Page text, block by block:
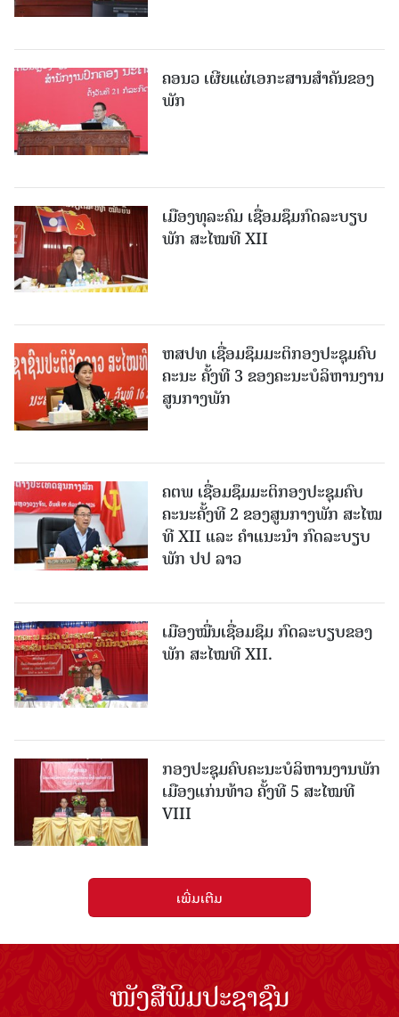
ຄອນວ ເຜີຍແຜ່ເອກະສານສໍາຄັນຂອງ
ພັກ
ເມືອງທຸລະຄົມ ເຊື່ອມຊຶມກົດລະບຽບ
ພັກ ສະໄໝທີ XII
ຫສປທ ເຊື່ອມຊຶມມະຕິກອງປະຊຸມຄົບ
ຄະນະ ຄັ້ງທີ 3 ຂອງຄະນະບໍລິຫານງານ
ສູນກາງພັກ
ຄຕພ ເຊື່ອມຊຶມມະຕິກອງປະຊຸມຄົບ
ຄະນະຄັ້ງທີ 2 ຂອງສູນກາງພັກ ສະໄໝ
ທີ XII ແລະ ຄໍາແນະນໍາ ກົດລະບຽບ
ພັກ ປປ ລາວ
ເມືອງ​ໝື່ນເຊື່ອມຊຶມ ກົດລະບຽບຂອງ
ພັກ ສະໄໝທີ XII.
ກອງປະຊຸມຄົບຄະນະບໍລິຫານງານພັກ
ເມືອງແກ່ນ​ທ້າວ ຄັ້ງທີ 5 ສະໄໝທີ
VIII
ເພີ່ມເຕີມ
ໜັງສືພິມປະຊາຊົນ